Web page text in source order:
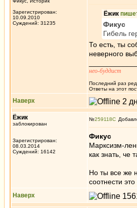
Зарегистрирован:
10.09.2010
Суждений: 31235
Ёжик
Фикус
Гибель
То есть, ты
неверного
нео-буддист
Последний раз
Ответы на этот
Наверх
Ёжик
заблокирован
Зарегистрирован:
08.03.2014
Суждений: 16142
№259118
Фикус
Марксизм-
как знать, че
Но ты все же
соотнести
Наверх